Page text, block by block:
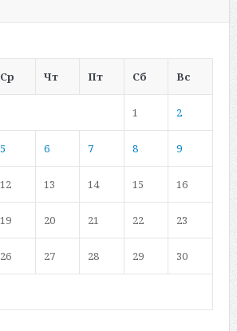
Ср Чт Пт Сб Вс
1 2
5 6 7 8 9
12 13 14 15 16
19 20 21 22 23
26 27 28 29 30